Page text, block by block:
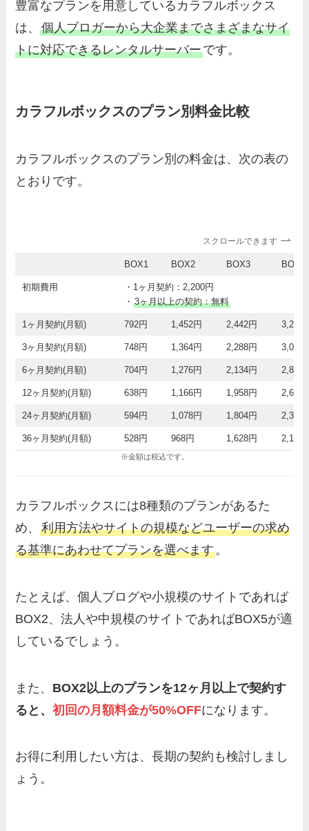
豊富なプランを用意しているカラフルボックス
は、個人ブロガーから大企業までさまざまなサイ
トに対応できるレンタルサーバーです。
カラフルボックスのプラン別料金比較
カラフルボックスのプラン別の料金は、次の表の
とおりです。
スクロールできます
BOX1 BOX2 BOX3 BOX4
初期費用
・1ヶ月契約：2,200円
・3ヶ月以上の契約：無料
1ヶ月契約(月額) 792円 1,452円 2,442円 3,278
3ヶ月契約(月額) 748円 1,364円 2,288円 3,058
6ヶ月契約(月額) 704円 1,276円 2,134円 2,838
12ヶ月契約(月額) 638円 1,166円 1,958円 2,618
24ヶ月契約(月額) 594円 1,078円 1,804円 2,398
36ヶ月契約(月額) 528円 968円 1,628円 2,178
※金額は税込です。
カラフルボックスには8種類のプランがあるた
め、利用方法やサイトの規模などユーザーの求め
る基準にあわせてプランを選べます。
たとえば、個人ブログや小規模のサイトであれば
BOX2、法人や中規模のサイトであればBOX5が適
しているでしょう。
また、 BOX2以上のプランを12ヶ月以上で契約す
ると、初回の月額料金が50%OFFになります。
お得に利用したい方は、長期の契約も検討しまし
ょう。